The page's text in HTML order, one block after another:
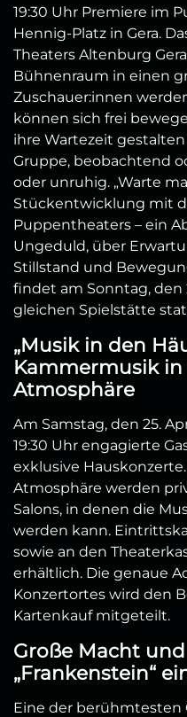
19:30 Uhr Premiere im
Hennig-Platz in Gera.
Theaters Altenburg
Bühnenraum in einen
Zuschauer:innen
können sich frei
ihre Wartezeit
Gruppe, beobachtend
oder unruhig. „Warte
Stückentwicklung mit
Puppentheaters – ein
Ungeduld, über
Stillstand und
findet am Sonntag, den
gleichen Spielstätte
„Musik in den
Kammermusik
Atmosphäre
Am Samstag, den 25.
19:30 Uhr engagierte
exklusive
Atmosphäre werden
Salons, in denen die
werden kann.
sowie an den
erhältlich. Die genaue
Konzertortes wird den
Kartenkauf mitgeteilt.
Große Macht
„Frankenstein“
Eine der berühmtesten